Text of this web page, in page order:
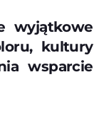
wyjątkowe
kultury
wsparcie